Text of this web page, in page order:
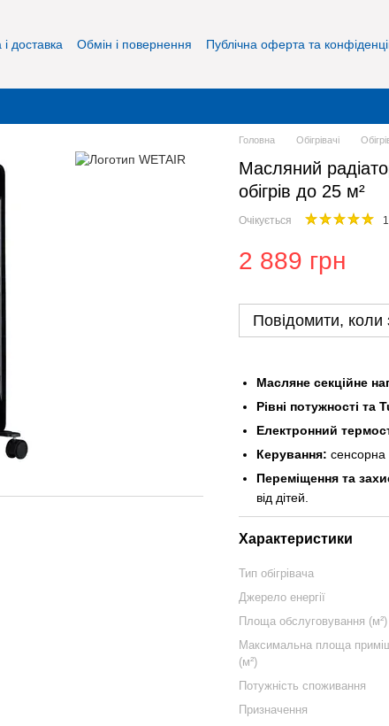
доставка Обмін і повернення
Публічна оферта та
Головна Обігрівачі
Масляний
обігрів до 25 м²
Очікується
2 889 грн
Повідомити, коли
Масляне секційне
Рівні потужності та
Електронний
Керування: сенсорна
Переміщення та
від дітей.
Характеристики
Тип обігрівача
Джерело енергії
Площа обслуговування (м²)
Максимальна площа
(м²)
Потужність споживання
Призначення